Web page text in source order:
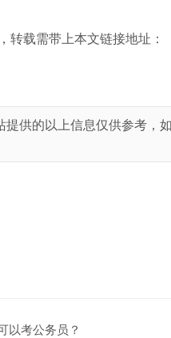
，转载需带上本文链接地址：
供的以上信息仅供参考，
以考公务员？